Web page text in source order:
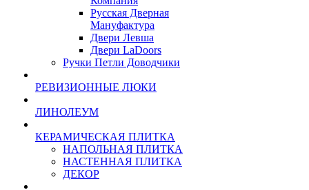
Русская Дверная
Мануфактура
Двери Левша
Двери LaDoors
Ручки Петли Доводчики
РЕВИЗИОННЫЕ ЛЮКИ
ЛИНОЛЕУМ
КЕРАМИЧЕСКАЯ ПЛИТКА
НАПОЛЬНАЯ ПЛИТКА
НАСТЕННАЯ ПЛИТКА
ДЕКОР